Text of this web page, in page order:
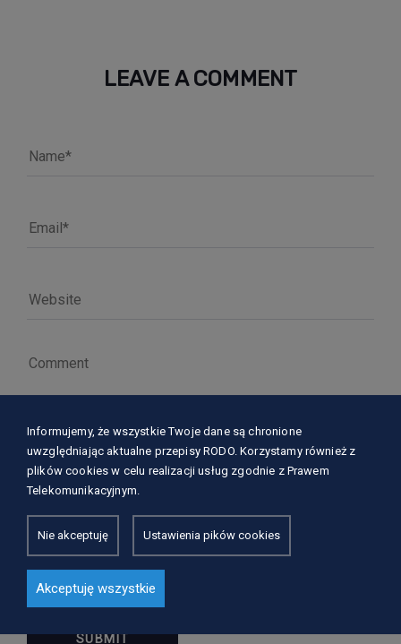
LEAVE A COMMENT
Save my name, email, and website in this browser
for the next time I comment.
Informujemy, że wszystkie Twoje dane są chronione
uwzględniając aktualne przepisy RODO. Korzystamy również z
plików cookies w celu realizacji usług zgodnie z Prawem
Telekomunikacyjnym.
Nie akceptuję Ustawienia pików cookies
Akceptuję wszystkie